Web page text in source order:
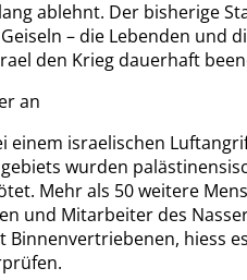
ablehnt. Der bisherige
– die Lebenden und
den Krieg dauerhaft
an
israelischen
wurden
Mehr als 50 weitere
und Mitarbeiter des
hiess